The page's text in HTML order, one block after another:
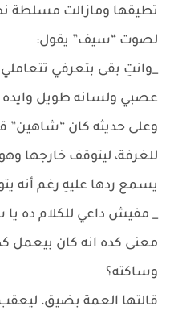
تطيقها ومازالت مسلطة
لصوت “سيف” يقول:
_وانتِ بقى بتعرفي
عصبي ولسانه طويل وايده
وعلى حديثه كان “شاهين”
للغرفة، ليتوقف خارجها
يسمع ردها عليهِ رغم أنه
_ مفيش داعي للكلام ده
معنى كده انه كان بيعمل
وساكته؟
قالتها العمة بضيق،